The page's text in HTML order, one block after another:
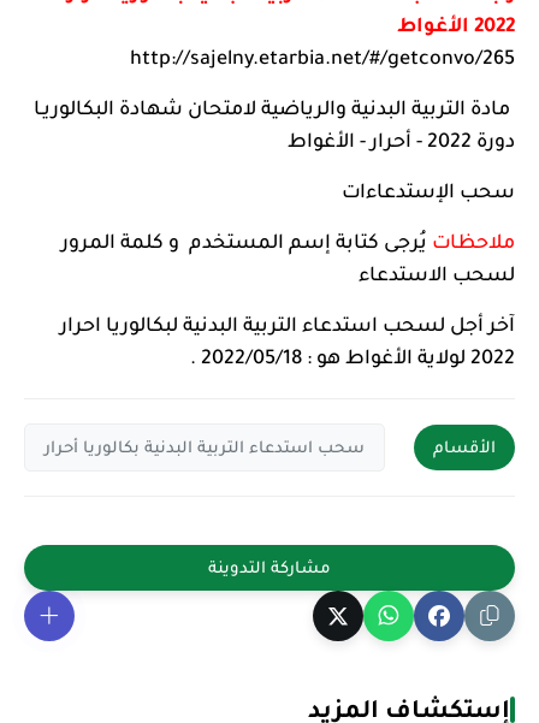
2022 الأغواط
http://sajelny.etarbia.net/#/getconvo/265
مادة التربية البدنية والرياضية لامتحان شهادة البكالوريـا
دورة 2022 - أحرار - الأغواط
سحب الإستدعاءات
ملاحظات يُرجى كتابة إسم المستخدم و كلمة المرور
لسحب الاستدعاء
آخر أجل لسحب استدعاء التربية البدنية لبكالوريا احرار
2022 لولاية الأغواط هو : 2022/05/18 .
الأقسام سحب استدعاء التربية البدنية بكالوريا أحرار
إستكشاف المزيد